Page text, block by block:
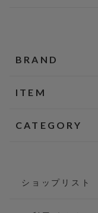
BRAND
ITEM
CATEGORY
ショップリスト